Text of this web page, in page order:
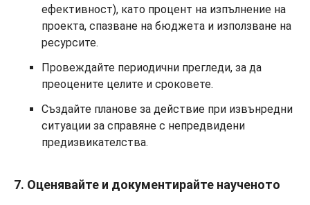
ефективност), като процент на изпълнение на
проекта, спазване на бюджета и използване на
ресурсите.
Провеждайте периодични прегледи, за да
преоцените целите и сроковете.
Създайте планове за действие при извънредни
ситуации за справяне с непредвидени
предизвикателства.
7. Оценявайте и документирайте наученото